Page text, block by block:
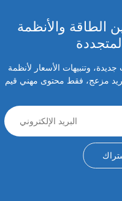
الطاقة والأنظمة
وتنبيهات الأسعار لأنظمة
مزعج، فقط محتوى مهني قيم